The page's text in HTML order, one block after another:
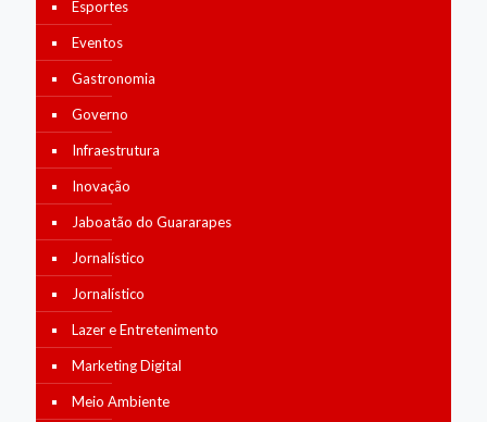
Esportes
Eventos
Gastronomia
Governo
Infraestrutura
Inovação
Jaboatão do Guararapes
Jornalístico
Jornalístico
Lazer e Entretenimento
Marketing Digital
Meio Ambiente